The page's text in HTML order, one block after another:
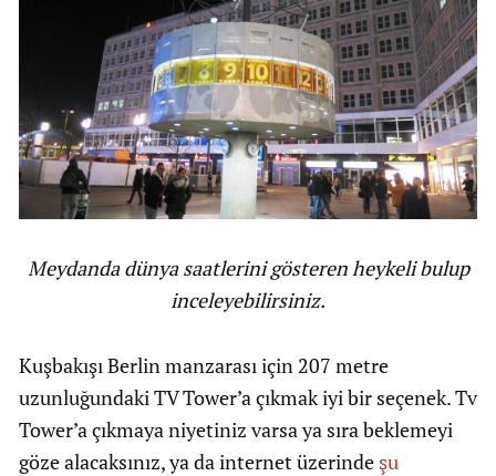
Meydanda dünya saatlerini gösteren heykeli bulup
inceleyebilirsiniz.
Kuşbakışı Berlin manzarası için 207 metre
uzunluğundaki TV Tower’a çıkmak iyi bir seçenek. Tv
Tower’a çıkmaya niyetiniz varsa ya sıra beklemeyi
göze alacaksınız, ya da internet üzerinde şu